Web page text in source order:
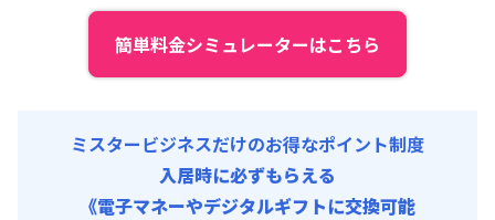
寝具セット : 6,000円/回 (税抜)
簡単料金シミュレーターはこちら
ミスタービジネスだけのお得なポイント制度
入居時に必ずもらえる
《電子マネーやデジタルギフトに交換可能